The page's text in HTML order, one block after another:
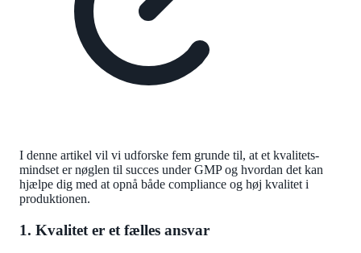
I denne artikel vil vi udforske fem grunde til, at et kvalitets-
mindset er nøglen til succes under GMP og hvordan det kan
hjælpe dig med at opnå både compliance og høj kvalitet i
produktionen.
1. Kvalitet er et fælles ansvar